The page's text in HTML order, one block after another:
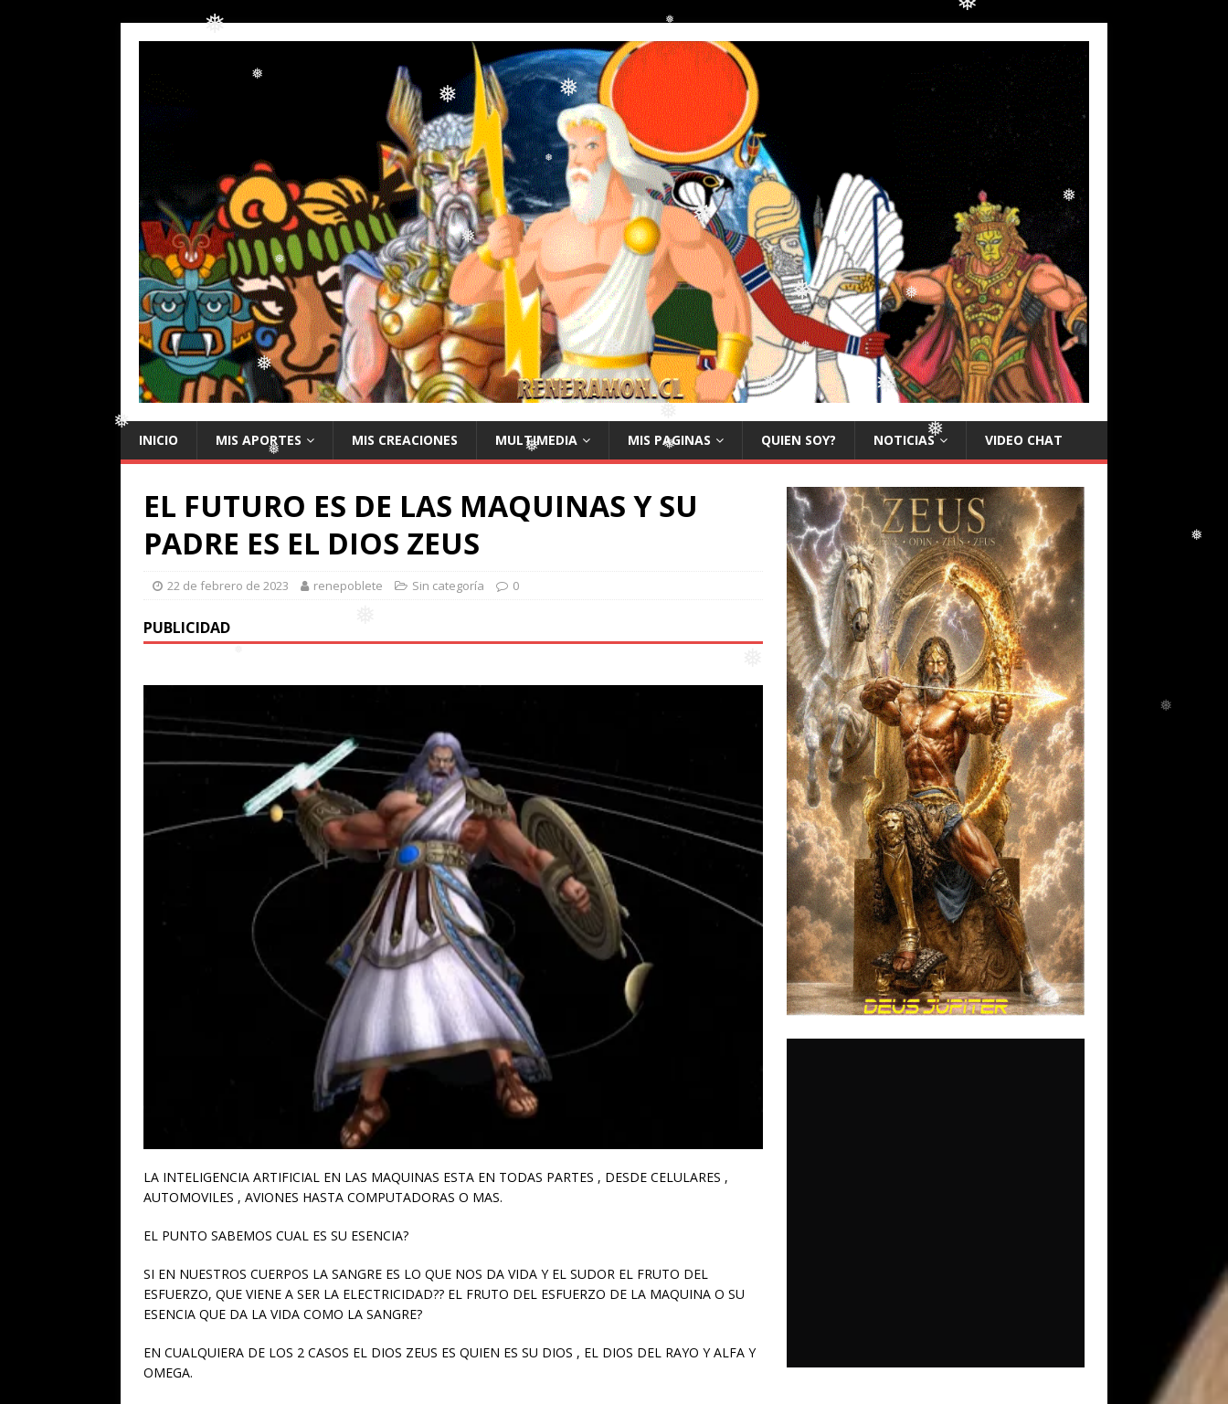
❅ ❅
❅
❅
❅
❅
❅
❅
❅ ❅
❅ ❅
❅
❅
❅
❅
❅
❅
❅
INICIO MIS APORTES MIS CREACIONES MULTIMEDIA MIS PAGINAS QUIEN SOY? NOTICIAS VIDEO CHAT
EL FUTURO ES DE LAS MAQUINAS Y SU
PADRE ES EL DIOS ZEUS
22 de febrero de 2023 renepoblete Sin categoría 0
PUBLICIDAD
LA INTELIGENCIA ARTIFICIAL EN LAS MAQUINAS ESTA EN TODAS PARTES , DESDE CELULARES ,
AUTOMOVILES , AVIONES HASTA COMPUTADORAS O MAS.
EL PUNTO SABEMOS CUAL ES SU ESENCIA?
SI EN NUESTROS CUERPOS LA SANGRE ES LO QUE NOS DA VIDA Y EL SUDOR EL FRUTO DEL
ESFUERZO, QUE VIENE A SER LA ELECTRICIDAD?? EL FRUTO DEL ESFUERZO DE LA MAQUINA O SU
ESENCIA QUE DA LA VIDA COMO LA SANGRE?
EN CUALQUIERA DE LOS 2 CASOS EL DIOS ZEUS ES QUIEN ES SU DIOS , EL DIOS DEL RAYO Y ALFA Y
OMEGA.